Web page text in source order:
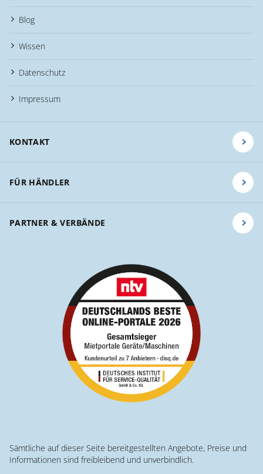
Blog
Wissen
Datenschutz
Impressum
KONTAKT
FÜR HÄNDLER
PARTNER & VERBÄNDE
Sämtliche auf dieser Seite bereitgestellten Angebote, Preise und
Informationen sind freibleibend und unverbindlich.